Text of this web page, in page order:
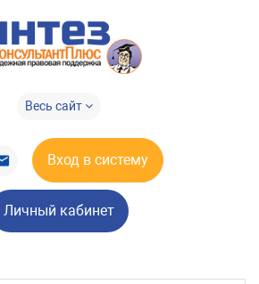
Весь сайт
Вход в систему
Личный кабинет